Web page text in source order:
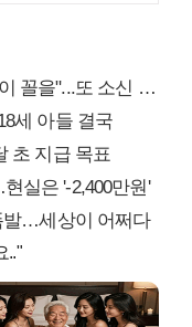
을"...또 소신 발언
세 아들 결국
초 지급 목표
실은 '-2,400만원'
발…세상이 어쩌다
.."